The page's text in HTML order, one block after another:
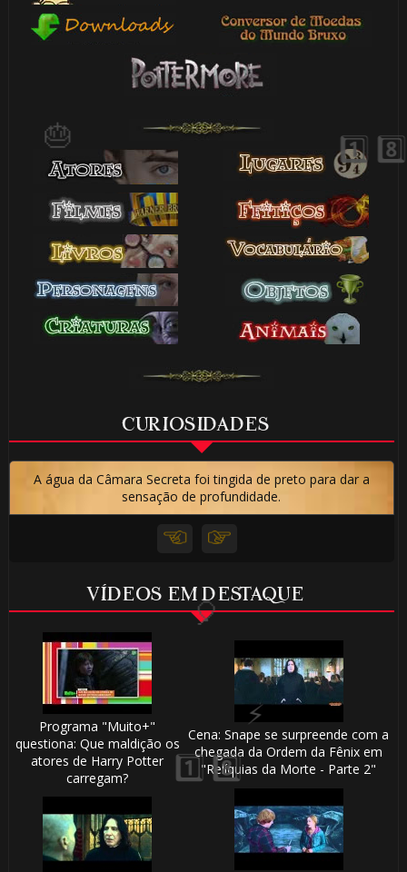
CURIOSIDADES
A água da Câmara Secreta foi tingida de preto para dar a
sensação de profundidade.
VÍDEOS EM DESTAQUE
Programa "Muito+"
questiona: Que maldição os
atores de Harry Potter
carregam?
Cena: Snape se surpreende com a
chegada da Ordem da Fênix em
"Relíquias da Morte - Parte 2"
🎂